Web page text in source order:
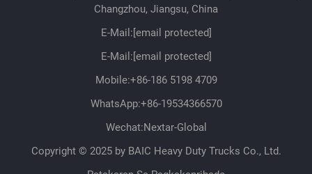
Changzhou, Jiangsu, China
E-Mail:[email protected]
E-Mail:[email protected]
Mobile:+86-186 5198 4709
WhatsApp:+86-19534366570
Wechat:Nextar-Global
Copyright © 2025 by BAIC Heavy Duty Trucks Co., Ltd.